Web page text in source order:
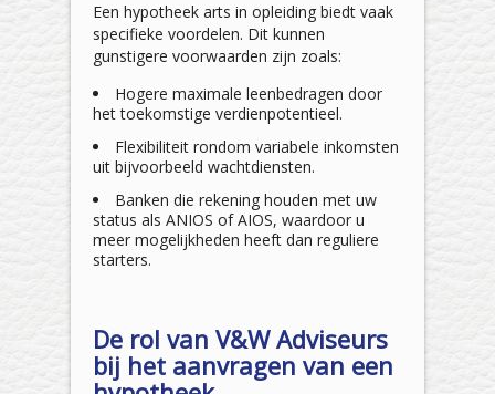
Een hypotheek arts in opleiding biedt vaak
specifieke voordelen. Dit kunnen
gunstigere voorwaarden zijn zoals:
Hogere maximale leenbedragen door
het toekomstige verdienpotentieel.
Flexibiliteit rondom variabele inkomsten
uit bijvoorbeeld wachtdiensten.
Banken die rekening houden met uw
status als ANIOS of AIOS, waardoor u
meer mogelijkheden heeft dan reguliere
starters.
De rol van V&W Adviseurs
bij het aanvragen van een